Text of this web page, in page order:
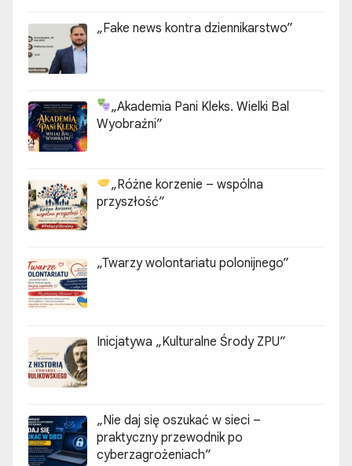
„Fake news kontra dziennikarstwo”
„Akademia Pani Kleks. Wielki Bal
Wyobraźni”
„Różne korzenie – wspólna
przyszłość”
„Twarzy wolontariatu polonijnego”
Inicjatywa „Kulturalne Środy ZPU”
„Nie daj się oszukać w sieci –
praktyczny przewodnik po
cyberzagrożeniach”